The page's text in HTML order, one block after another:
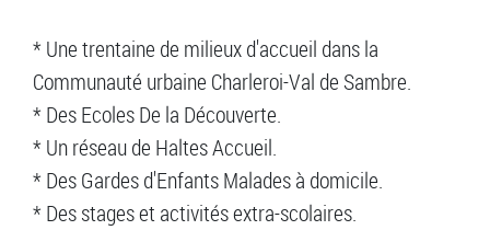
* Une trentaine de milieux d'accueil dans la
Communauté urbaine Charleroi-Val de Sambre.
* Des Ecoles De la Découverte.
* Un réseau de Haltes Accueil.
* Des Gardes d'Enfants Malades à domicile.
* Des stages et activités extra-scolaires.